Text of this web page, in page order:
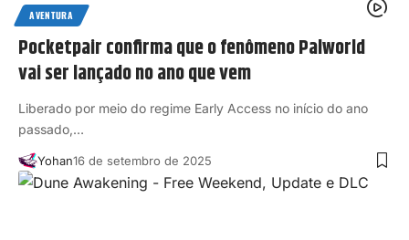
AVENTURA
Pocketpair confirma que o fenômeno Palworld
vai ser lançado no ano que vem
Liberado por meio do regime Early Access no início do ano
passado,…
Yohan16 de setembro de 2025